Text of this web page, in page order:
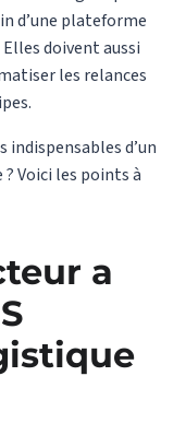
d’une plateforme
doivent aussi
les relances
d’un
Voici les points à
a